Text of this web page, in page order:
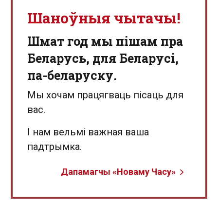
Шаноўныя чытачы!
Шмат год мы пішам пра
Беларусь, для Беларусі,
па-беларуску.
Мы хочам працягваць пісаць для
вас.
І нам вельмі важная ваша
падтрымка.
Дапамагчы «Новаму Часу»